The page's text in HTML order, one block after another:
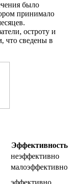
было
принимало
остроту и
что сведены в
Эффективность
неэффективно
малоэффективно
эффективно